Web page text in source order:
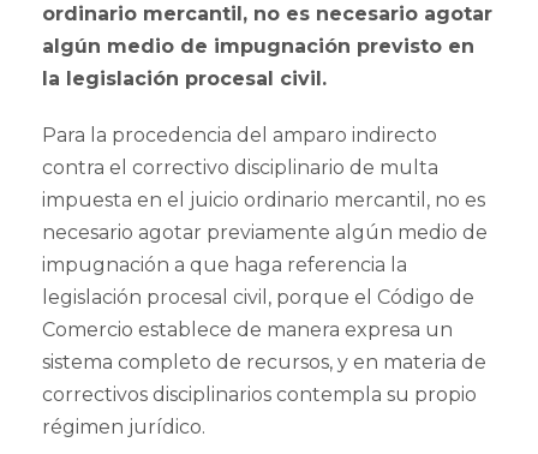
ordinario mercantil, no es necesario agotar
algún medio de impugnación previsto en
la legislación procesal civil.
Para la procedencia del amparo indirecto
contra el correctivo disciplinario de multa
impuesta en el juicio ordinario mercantil, no es
necesario agotar previamente algún medio de
impugnación a que haga referencia la
legislación procesal civil, porque el Código de
Comercio establece de manera expresa un
sistema completo de recursos, y en materia de
correctivos disciplinarios contempla su propio
régimen jurídico.